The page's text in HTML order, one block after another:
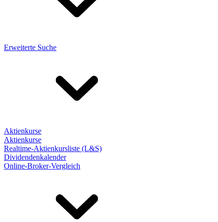
Erweiterte Suche
Aktienkurse
Aktienkurse
Realtime-Aktienkursliste (L&S)
Dividendenkalender
Online-Broker-Vergleich